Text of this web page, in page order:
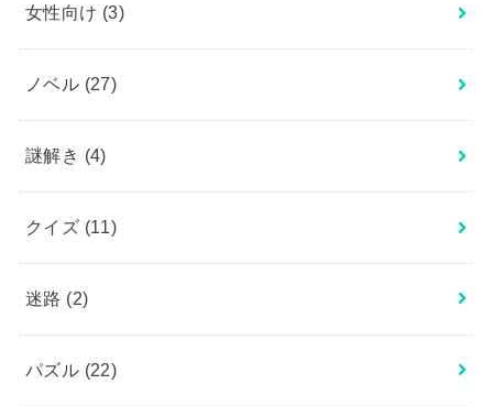
女性向け (3)
ノベル (27)
謎解き (4)
クイズ (11)
迷路 (2)
パズル (22)